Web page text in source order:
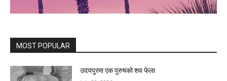
MOST POPULAR
उदयपुरमा एक पुरुषको शव फेला